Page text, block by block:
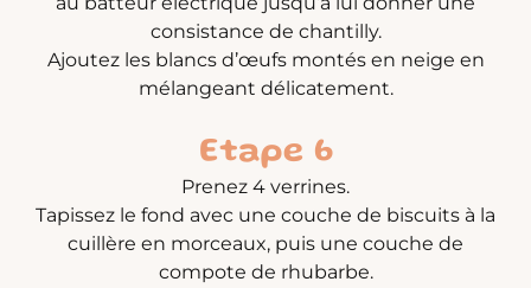
consistance de chantilly.
Ajoutez les blancs d’œufs montés en neige en
mélangeant délicatement.
Etape 6
Prenez 4 verrines.
Tapissez le fond avec une couche de biscuits à la
cuillère en morceaux, puis une couche de
compote de rhubarbe.